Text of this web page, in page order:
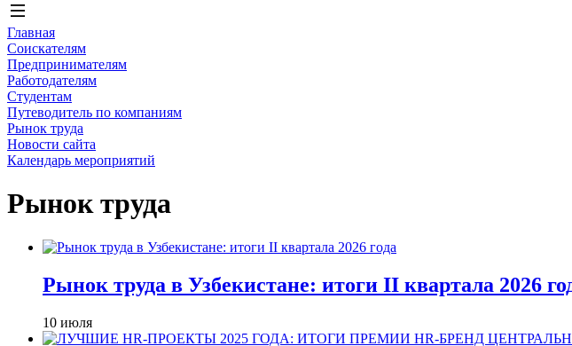
Главная
Соискателям
Предпринимателям
Работодателям
Студентам
Путеводитель по компаниям
Рынок труда
Новости сайта
Календарь мероприятий
Рынок труда
Рынок труда в Узбекистане: итоги II квартала 2026
10 июля